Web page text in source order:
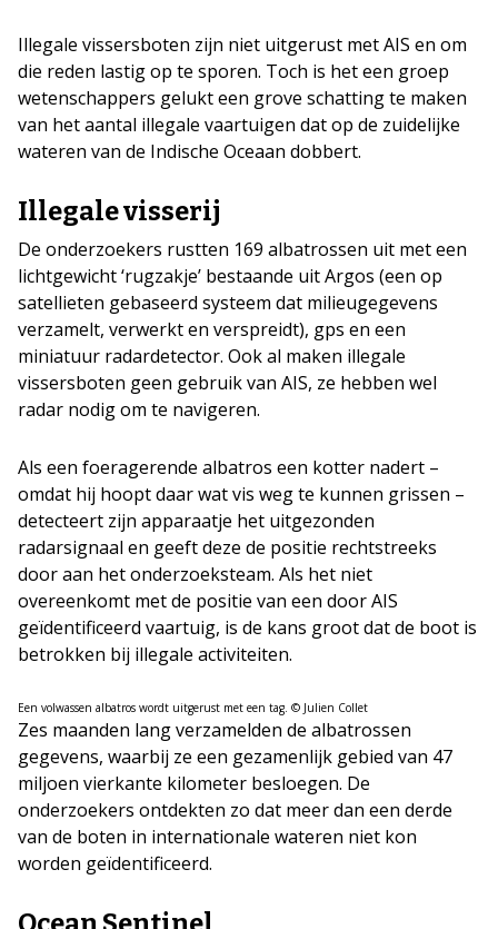
Illegale vissersboten zijn niet uitgerust met AIS en om
die reden lastig op te sporen. Toch is het een groep
wetenschappers gelukt een grove schatting te maken
van het aantal illegale vaartuigen dat op de zuidelijke
wateren van de Indische Oceaan dobbert.
Illegale visserij
De onderzoekers rustten 169 albatrossen uit met een
lichtgewicht ‘rugzakje’ bestaande uit Argos (een op
satellieten gebaseerd systeem dat milieugegevens
verzamelt, verwerkt en verspreidt), gps en een
miniatuur radardetector. Ook al maken illegale
vissersboten geen gebruik van AIS, ze hebben wel
radar nodig om te navigeren.
Als een foeragerende albatros een kotter nadert –
omdat hij hoopt daar wat vis weg te kunnen grissen –
detecteert zijn apparaatje het uitgezonden
radarsignaal en geeft deze de positie rechtstreeks
door aan het onderzoeksteam. Als het niet
overeenkomt met de positie van een door AIS
geïdentificeerd vaartuig, is de kans groot dat de boot is
betrokken bij illegale activiteiten.
Een volwassen albatros wordt uitgerust met een tag. © Julien Collet
Zes maanden lang verzamelden de albatrossen
gegevens, waarbij ze een gezamenlijk gebied van 47
miljoen vierkante kilometer besloegen. De
onderzoekers ontdekten zo dat meer dan een derde
van de boten in internationale wateren niet kon
worden geïdentificeerd.